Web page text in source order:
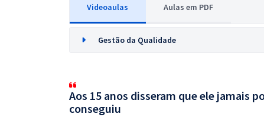
Videoaulas Aulas em PDF
Gestão da Qualidade
Aos 15 anos disseram que ele jamais
conseguiu